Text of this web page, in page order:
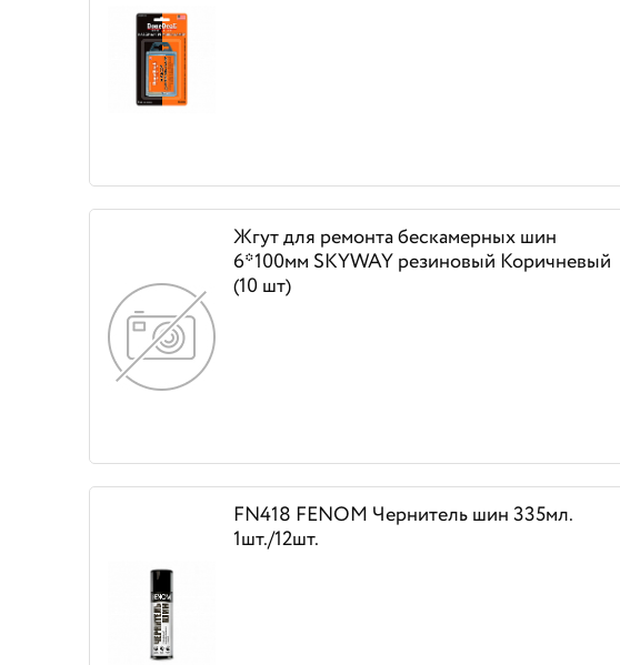
Жгут для ремонта бескамерных шин
6*100мм SKYWAY резиновый Коричневый
(10 шт)
FN418 FENOM Чернитель шин 335мл.
1шт./12шт.